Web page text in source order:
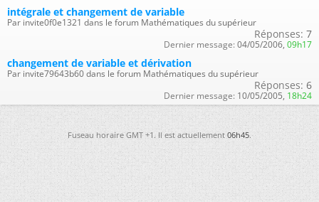
intégrale et changement de variable
Par invite0f0e1321 dans le forum Mathématiques du supérieur
Réponses: 7
Dernier message: 04/05/2006, 09h17
changement de variable et dérivation
Par invite79643b60 dans le forum Mathématiques du supérieur
Réponses: 6
Dernier message: 10/05/2005, 18h24
Fuseau horaire GMT +1. Il est actuellement06h45.